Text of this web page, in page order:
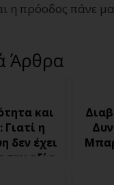
η πρόοδος πάνε
Άρθρα
και
η
δεν έχει
την αξία